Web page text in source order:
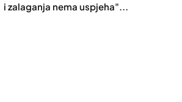
i zalaganja nema uspjeha"...